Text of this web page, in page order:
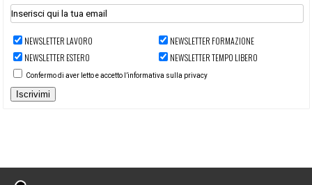
NEWSLETTER LAVORO
NEWSLETTER FORMAZIONE
NEWSLETTER ESTERO
NEWSLETTER TEMPO LIBERO
Confermo di aver letto e accetto l’informativa sulla privacy
Iscrivimi